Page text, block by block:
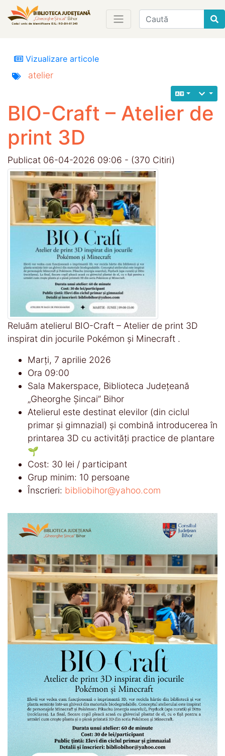
Find
Vizualizare articole
atelier
BIO-Craft – Atelier de
print 3D
Publicat 06-04-2026 09:06 - (370 Citiri)
Reluăm atelierul BIO-Craft – Atelier de print 3D
inspirat din jocurile Pokémon și Minecraft .
Marți, 7 aprilie 2026
Ora 09:00
Sala Makerspace, Biblioteca Județeană
„Gheorghe Șincai” Bihor
Atelierul este destinat elevilor (din ciclul
primar și gimnazial) și combină introducerea în
printarea 3D cu activități practice de plantare
🌱
Cost: 30 lei / participant
Grup minim: 10 persoane
Înscrieri: bibliobihor@yahoo.com